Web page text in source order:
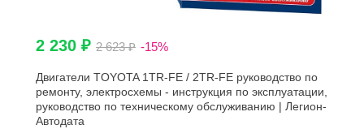
2 230 ₽ 2 623 ₽ -15%
Двигатели TOYOTA 1TR-FE / 2TR-FE руководство по
ремонту, электросхемы - инструкция по эксплуатации,
руководство по техническому обслуживанию | Легион-
Aвтодата